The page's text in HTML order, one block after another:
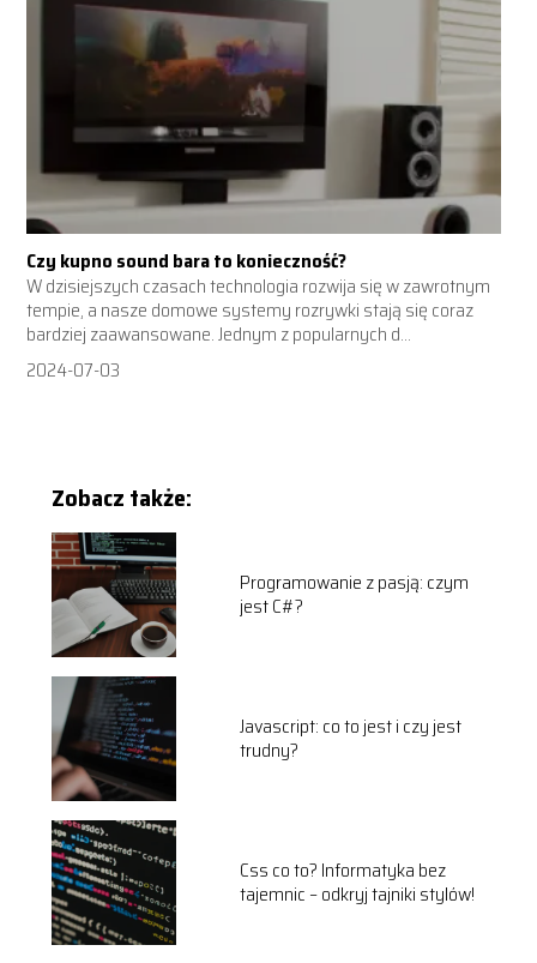
Czy kupno sound bara to konieczność?
W dzisiejszych czasach technologia rozwija się w zawrotnym
tempie, a nasze domowe systemy rozrywki stają się coraz
bardziej zaawansowane. Jednym z popularnych d...
2024-07-03
Zobacz także:
Programowanie z pasją: czym
jest C#?
Javascript: co to jest i czy jest
trudny?
Css co to? Informatyka bez
tajemnic – odkryj tajniki stylów!